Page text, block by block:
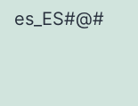
es_ES#@#